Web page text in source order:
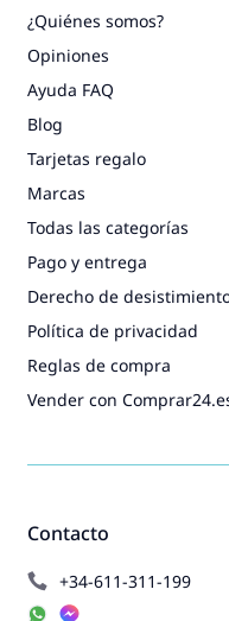
Contacto
+34-611-311-199
¿Quiénes somos?
Opiniones
Ayuda FAQ
Blog
Tarjetas regalo
Marcas
Todas las categorías
Pago y entrega
Derecho de
Política de privacidad
Reglas de compra
Vender con